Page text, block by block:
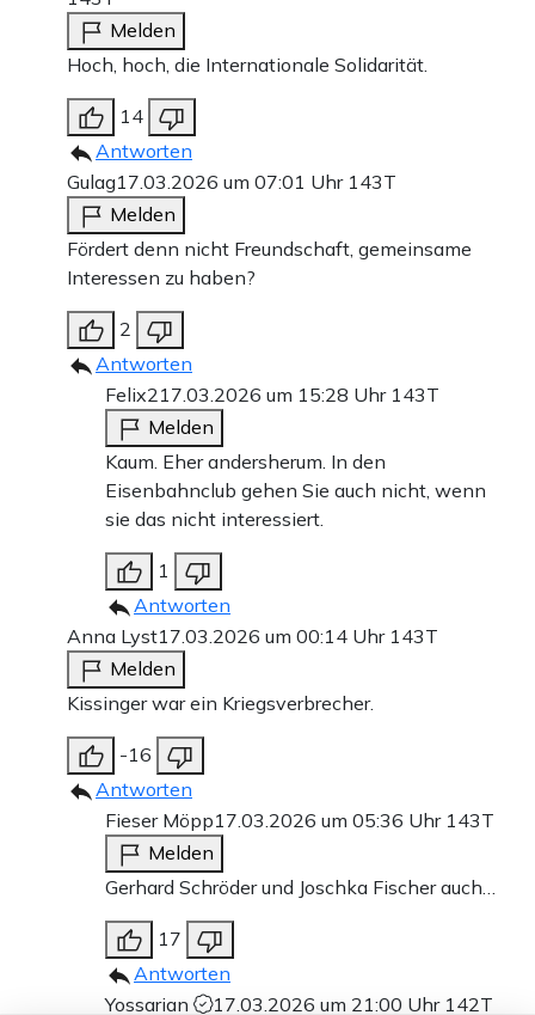
Melden
Hoch, hoch, die Internationale Solidarität.
14
Antworten
Gulag17.03.2026 um 07:01 Uhr 143T
Melden
Fördert denn nicht Freundschaft, gemeinsame
Interessen zu haben?
2
Antworten
Felix2 17.03.2026 um 15:28 Uhr 143T
Melden
Kaum. Eher andersherum. In den
Eisenbahnclub gehen Sie auch nicht, wenn
sie das nicht interessiert.
1
Antworten
Anna Lyst17.03.2026 um 00:14 Uhr 143T
Melden
Kissinger war ein Kriegsverbrecher.
-16
Antworten
Fieser Möpp17.03.2026 um 05:36 Uhr 143T
Melden
Gerhard Schröder und Joschka Fischer auch…
17
Antworten
Yossarian
17.03.2026 um 21:00 Uhr 142T